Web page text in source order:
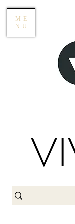
ME
NU